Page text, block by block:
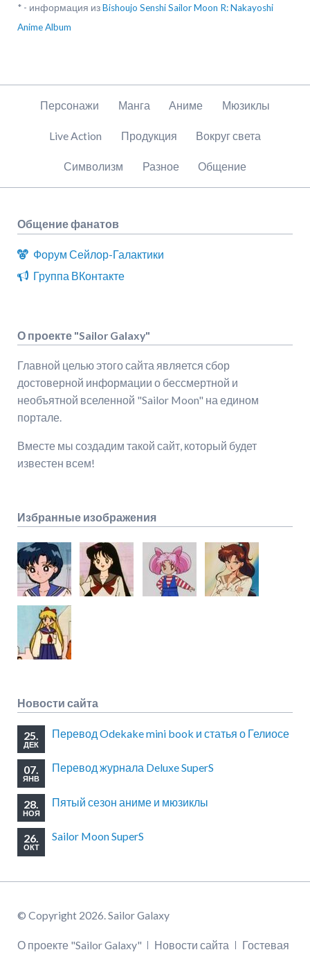
* - информация изBishoujo Senshi Sailor Moon R: Nakayoshi
Anime Album
Пропустить
Персонажи Манга Аниме Мюзиклы
Live Action Продукция Вокруг света
Символизм Разное Общение
Общение фанатов
Форум Сейлор-Галактики
Группа ВКонтакте
О проекте "Sailor Galaxy"
Главной целью этого сайта является сбор
достоверной информации о бессмертной и
необъятной вселенной "Sailor Moon" на едином
портале.
Вместе мы создадим такой сайт, который будет
известен всем!
Избранные изображения
Новости сайта
25.
ДЕК
Перевод Odekake mini book и статья о Гелиосе
07.
ЯНВ
Перевод журнала Deluxe SuperS
28.
НОЯ
Пятый сезон аниме и мюзиклы
26.
ОКТ
Sailor Moon SuperS
© Copyright 2026. Sailor Galaxy
Пропустить
О проекте "Sailor Galaxy" Новости сайта
Гостевая